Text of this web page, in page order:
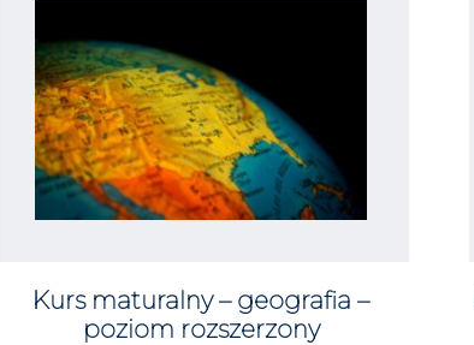
Kurs maturalny – geografia –
poziom rozszerzony